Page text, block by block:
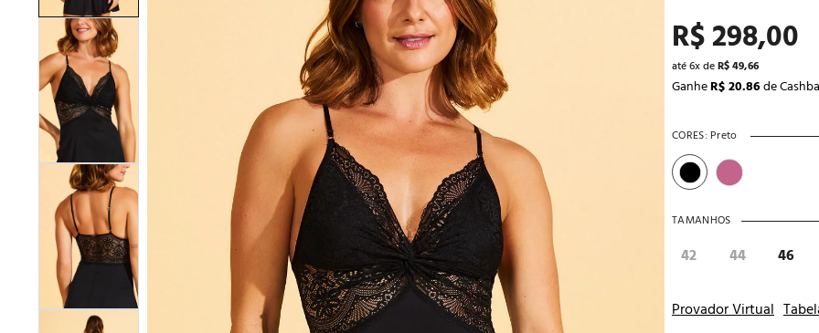
R$298,00
até6x deR$49,66
GanheR$ 20.86de
CORES: Preto
TAMANHOS
42 44 46
Provador Virtual
7º calcinhas
8º sutiã
9º pantufa
10º noivas